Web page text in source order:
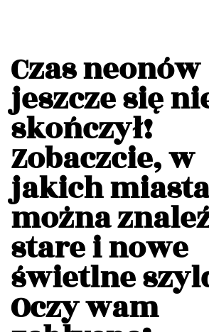
Czas neonów
jeszcze się
skończył!
Zobaczcie, w
jakich
można
stare i nowe
świetlne
Oczy wam